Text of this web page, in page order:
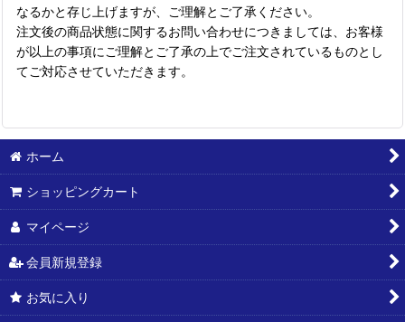
なるかと存じ上げますが、ご理解とご了承ください。
注文後の商品状態に関するお問い合わせにつきましては、お客様
が以上の事項にご理解とご了承の上でご注文されているものとし
てご対応させていただきます。
ホーム
ショッピングカート
マイページ
会員新規登録
お気に入り